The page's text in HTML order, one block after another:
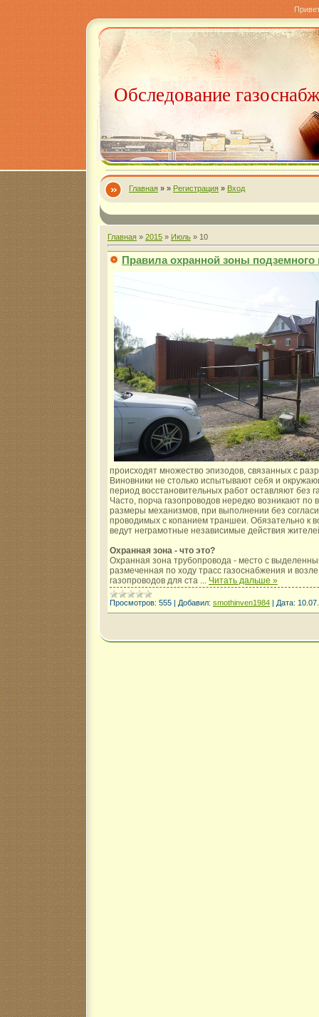
Обследование
Главная » » Регистрация » Вход
Главная » 2015 » Июль » 10
Правила охранной зоны подземного
происходят множество эпизодов, связанных с
Виновники не столько испытывают себя и
период восстановительных работ оставляют без
Часто, порча газопроводов нередко возникают
размеры механизмов, при выполнении без
проводимых с копанием траншеи. Обязательно к
ведут неграмотные независимые действия
Охранная зона - что это?
Охранная зона трубопровода - место с
размеченная по ходу трасс газоснабжения и
газопроводов для ста
Читать дальше »
Просмотров: 555 | Добавил: smothinven1984 | Дата: